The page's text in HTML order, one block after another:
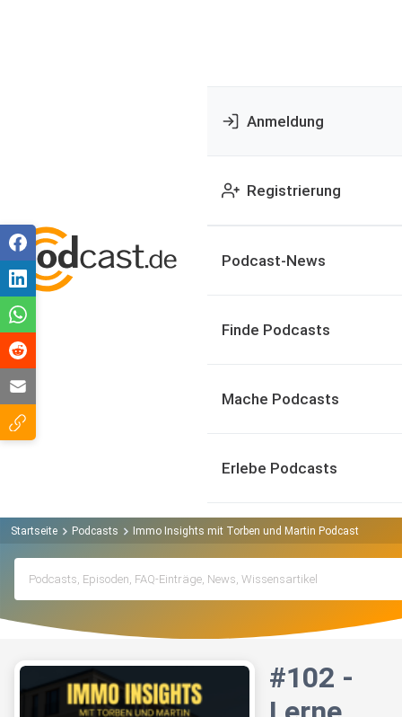
Anmeldung
Registrierung
Podcast-News
Finde Podcasts
Mache Podcasts
Erlebe Podcasts
Startseite Podcasts Immo Insights mit Torben und Martin Podcast
#102 -